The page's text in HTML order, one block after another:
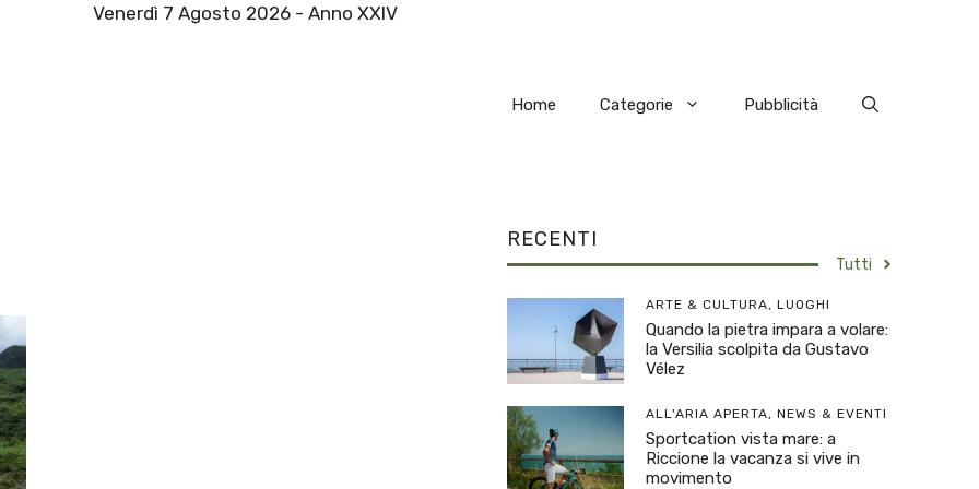
Venerdì 7 Agosto 2026 - Anno XXIV
Home Categorie Pubblicità
RECENTI
Tutti
ARTE & CULTURA, LUOGHI
Quando la pietra impara a volare:
la Versilia scolpita da Gustavo
Vélez
ALL'ARIA APERTA, NEWS & EVENTI
Sportcation vista mare: a
Riccione la vacanza si vive in
movimento